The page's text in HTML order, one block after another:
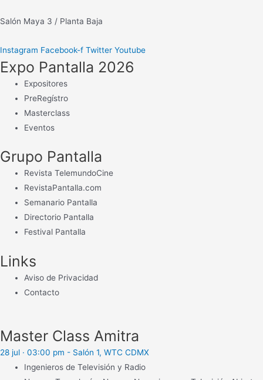
Salón Maya 3 / Planta Baja
Instagram Facebook-f Twitter Youtube
Expo Pantalla 2026
Expositores
PreRegístro
Masterclass
Eventos
Grupo Pantalla
Revista TelemundoCine
RevistaPantalla.com
Semanario Pantalla
Directorio Pantalla
Festival Pantalla
Links
Aviso de Privacidad
Contacto
Master Class Amitra
28 jul · 03:00 pm - Salón 1, WTC CDMX
Ingenieros de Televisión y Radio